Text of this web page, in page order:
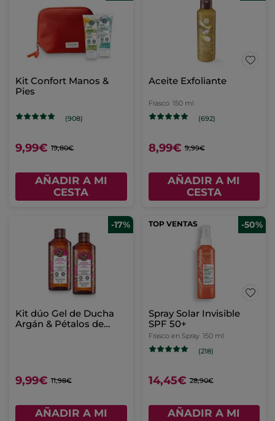
Kit Confort Manos &
Pies
(908)
9,99€ 19,80€
AÑADIR A MI
CESTA
Aceite Exfoliante
Frasco 150 ml
(692)
8,99€ 9,99€
AÑADIR A MI
CESTA
-17%
Kit dúo Gel de Ducha
Argán & Pétalos de
9,99€ 11,98€
AÑADIR A MI
TOP VENTAS -50%
Spray Solar Invisible
SPF 50+
Frasco en Spray 150 ml
(218)
14,45€ 28,90€
AÑADIR A MI